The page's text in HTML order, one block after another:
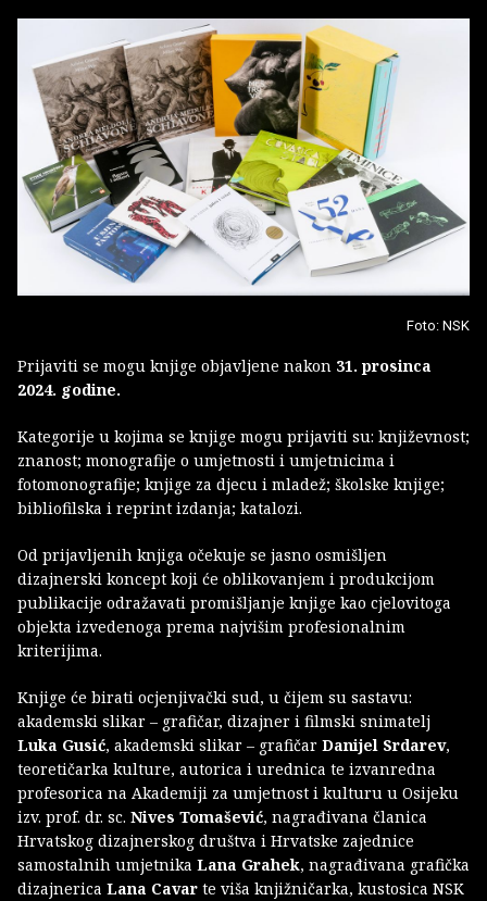
Foto: NSK
Prijaviti se mogu knjige objavljene nakon 31. prosinca
2024. godine.
Kategorije u kojima se knjige mogu prijaviti su: književnost;
znanost; monografije o umjetnosti i umjetnicima i
fotomonografije; knjige za djecu i mladež; školske knjige;
bibliofilska i reprint izdanja; katalozi.
Od prijavljenih knjiga očekuje se jasno osmišljen
dizajnerski koncept koji će oblikovanjem i produkcijom
publikacije odražavati promišljanje knjige kao cjelovitoga
objekta izvedenoga prema najvišim profesionalnim
kriterijima.
Knjige će birati ocjenjivački sud, u čijem su sastavu:
akademski slikar – grafičar, dizajner i filmski snimatelj
Luka Gusić, akademski slikar – grafičar Danijel Srdarev,
teoretičarka kulture, autorica i urednica te izvanredna
profesorica na Akademiji za umjetnost i kulturu u Osijeku
izv. prof. dr. sc. Nives Tomašević, nagrađivana članica
Hrvatskog dizajnerskog društva i Hrvatske zajednice
samostalnih umjetnika Lana Grahek, nagrađivana grafička
dizajnerica Lana Cavar te viša knjižničarka, kustosica NSK